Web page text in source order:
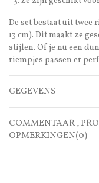
De set bestaat uit twee
13 cm). Dit maakt ze
stijlen. Of je nu een
riempjes passen er
GEGEVENS
COMMENTAAR ,
OPMERKINGEN(0)